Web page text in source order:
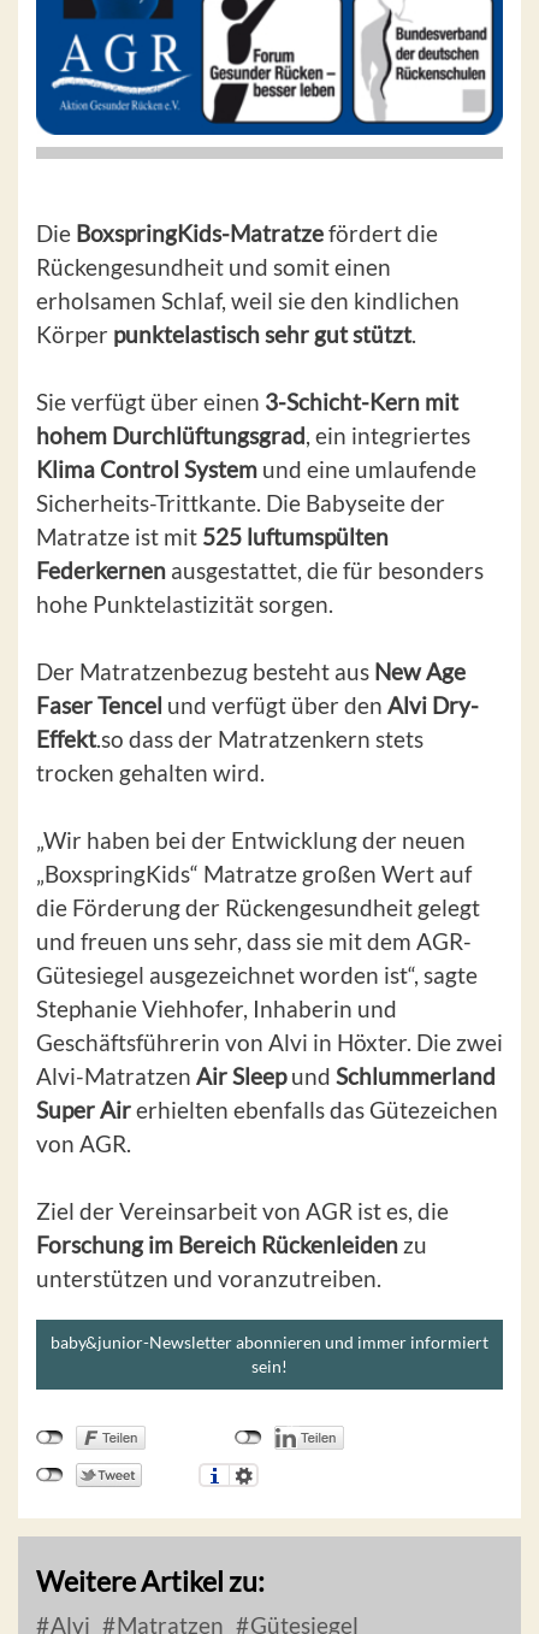
Die BoxspringKids-Matratzefördert die
Rückengesundheit und somit einen
erholsamen Schlaf, weil sie den kindlichen
Körper punktelastisch sehr gut stützt.
Sie verfügt über einen 3-Schicht-Kern mit
hohem Durchlüftungsgrad, ein integriertes
Klima Control System und eine umlaufende
Sicherheits-Trittkante. Die Babyseite der
Matratze ist mit 525 luftumspülten
Federkernen ausgestattet, die für besonders
hohe Punktelastizität sorgen.
Der Matratzenbezug besteht aus New Age
Faser Tencel und verfügt über den Alvi Dry-
Effekt.so dass der Matratzenkern stets
trocken gehalten wird.
„Wir haben bei der Entwicklung der neuen
„BoxspringKids“ Matratze großen Wert auf
die Förderung der Rückengesundheit gelegt
und freuen uns sehr, dass sie mit dem AGR-
Gütesiegel ausgezeichnet worden ist“, sagte
Stephanie Viehhofer, Inhaberin und
Geschäftsführerin von Alvi in Höxter. Die zwei
Alvi-Matratzen Air Sleepund Schlummerland
Super Airerhielten ebenfalls das Gütezeichen
von AGR.
Ziel der Vereinsarbeit von AGR ist es, die
Forschung im Bereich Rückenleiden zu
unterstützen und voranzutreiben.
baby&junior-Newsletter abonnieren und immer informiert
sein!
Weitere Artikel zu:
Alvi Matratzen Gütesiegel